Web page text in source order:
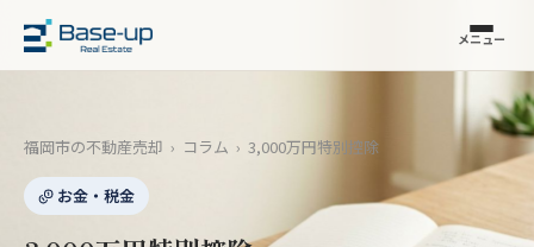
メニュー
福岡市の不動産売却 › コラム › 3,000万円特別控除
お金・税金